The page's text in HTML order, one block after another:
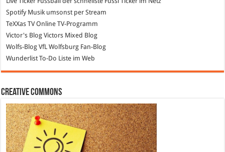
SpotifyMusik umsonst per Stream
TeXXas TVOnline TV-Programm
Victor's Blog Victors Mixed Blog
Wolfs-Blog VfL Wolfsburg Fan-Blog
Wunderlist To-Do Liste im Web
Creative Commons